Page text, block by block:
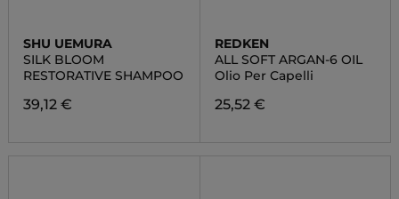
SHU UEMURA
SILK BLOOM
RESTORATIVE SHAMPOO
39,12 €
REDKEN
ALL SOFT ARGAN-6 OIL
Olio Per Capelli
25,52 €